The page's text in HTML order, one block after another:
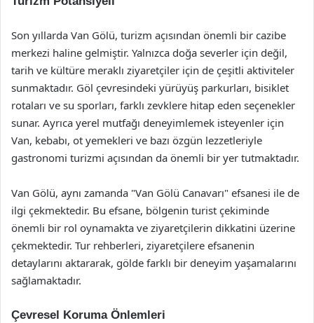
Son yıllarda Van Gölü, turizm açısından önemli bir cazibe
merkezi haline gelmiştir. Yalnızca doğa severler için değil,
tarih ve kültüre meraklı ziyaretçiler için de çeşitli aktiviteler
sunmaktadır. Göl çevresindeki yürüyüş parkurları, bisiklet
rotaları ve su sporları, farklı zevklere hitap eden seçenekler
sunar. Ayrıca yerel mutfağı deneyimlemek isteyenler için
Van, kebabı, ot yemekleri ve bazı özgün lezzetleriyle
gastronomi turizmi açısından da önemli bir yer tutmaktadır.
Van Gölü, aynı zamanda "Van Gölü Canavarı" efsanesi ile de
ilgi çekmektedir. Bu efsane, bölgenin turist çekiminde
önemli bir rol oynamakta ve ziyaretçilerin dikkatini üzerine
çekmektedir. Tur rehberleri, ziyaretçilere efsanenin
detaylarını aktararak, gölde farklı bir deneyim yaşamalarını
sağlamaktadır.
Çevresel Koruma Önlemleri